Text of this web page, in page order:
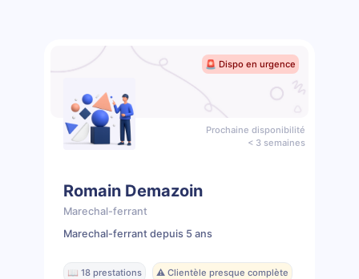
🚨 Dispo en urgence
Prochaine disponibilité
< 3 semaines
Romain Demazoin
Marechal-ferrant
Marechal-ferrant depuis 5 ans
📖 18 prestations ⚠️ Clientèle presque complète